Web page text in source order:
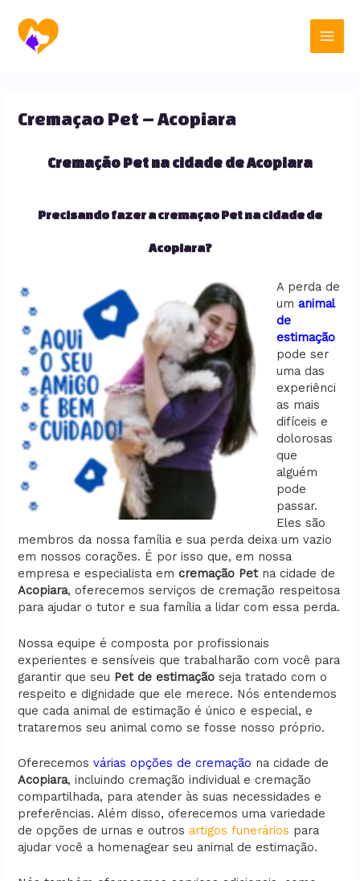
para
conteúdo
Main
Cremaçao Pet – Acopiara
Cremação Pet na cidade de Acopiara
Precisando fazer a cremaçao Pet na cidade de
Acopiara?
A perda de
umanimal
de
estimação
pode ser
uma das
experiênci
as mais
difíceis e
dolorosas
que
alguém
pode
passar.
Eles são
membros da nossa família e sua perda deixa um vazio
em nossos corações. É por isso que, em nossa
empresa e especialista emcremação Petna cidade de
Acopiara, oferecemos serviços de cremação respeitosa
para ajudar o tutor e sua família a lidar com essa perda.
Nossa equipe é composta por profissionais
experientes e sensíveis que trabalharão com você para
garantir que seu Pet de estimação seja tratado com o
respeito e dignidade que ele merece. Nós entendemos
que cada animal de estimação é único e especial, e
trataremos seu animal como se fosse nosso próprio.
Oferecemosvárias opções de cremação na cidade de
Acopiara, incluindo cremação individual e cremação
compartilhada, para atender às suas necessidades e
preferências. Além disso, oferecemos uma variedade
de opções de urnas e outros artigos funerários para
ajudar você a homenagear seu animal de estimação.